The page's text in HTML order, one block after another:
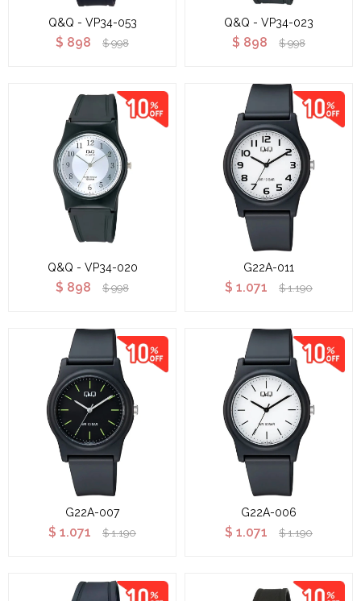
Q&Q - VP34-053
$ 898 $ 998
Q&Q - VP34-023
$ 898 $ 998
Q&Q - VP34-020
$ 898 $ 998
G22A-011
$ 1.071 $ 1.190
G22A-007
$ 1.071 $ 1.190
G22A-006
$ 1.071 $ 1.190